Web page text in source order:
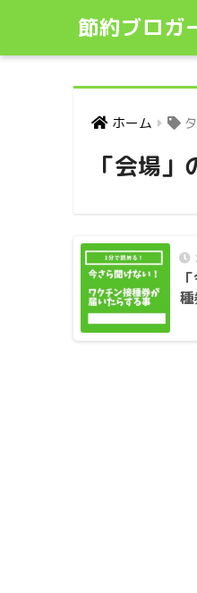
節約ブロガ
ホーム
「会場
種